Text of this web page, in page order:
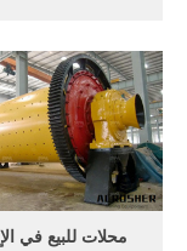
شارع الحب
محلات للبيع في